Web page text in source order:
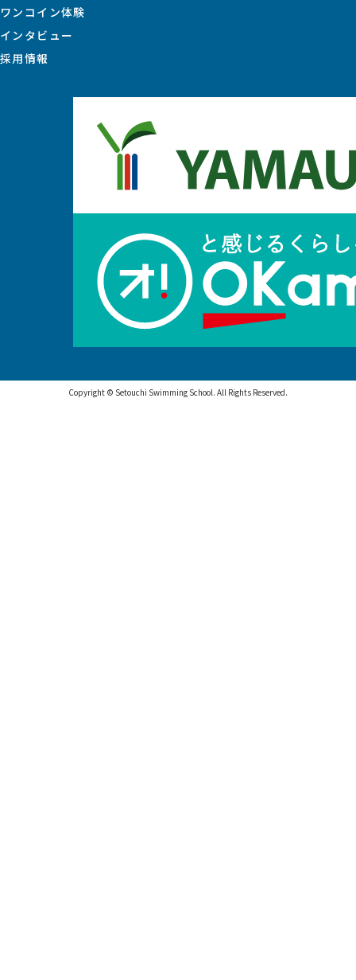
ワンコイン体験
インタビュー
採用情報
Copyright © Setouchi Swimming School. All Rights Reserved.